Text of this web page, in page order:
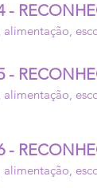
-
alimentação,
-
alimentação,
-
alimentação,